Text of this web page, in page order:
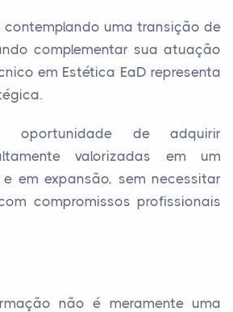
contemplando uma transição de
complementar sua atuação
em Estética EaD representa
oportunidade de adquirir
valorizadas em um
em expansão, sem necessitar
compromissos profissionais
não é meramente uma